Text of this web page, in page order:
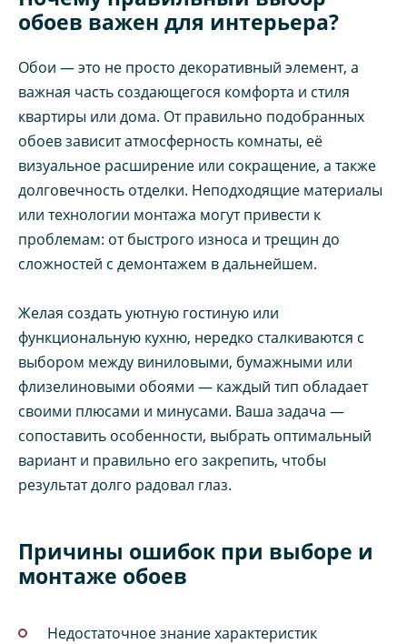
обоев важен для интерьера?
Обои — это не просто декоративный элемент, а
важная часть создающегося комфорта и стиля
квартиры или дома. От правильно подобранных
обоев зависит атмосферность комнаты, её
визуальное расширение или сокращение, а также
долговечность отделки. Неподходящие материалы
или технологии монтажа могут привести к
проблемам: от быстрого износа и трещин до
сложностей с демонтажем в дальнейшем.
Желая создать уютную гостиную или
функциональную кухню, нередко сталкиваются с
выбором между виниловыми, бумажными или
флизелиновыми обоями — каждый тип обладает
своими плюсами и минусами. Ваша задача —
сопоставить особенности, выбрать оптимальный
вариант и правильно его закрепить, чтобы
результат долго радовал глаз.
Причины ошибок при выборе и
монтаже обоев
Недостаточное знание характеристик